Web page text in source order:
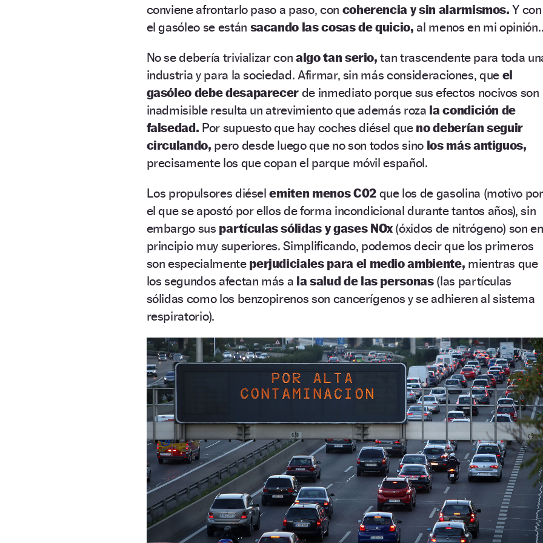
conviene afrontarlo paso a paso, con coherencia y sin alarmismos. Y con
el gasóleo se están sacando las cosas de quicio, al menos en mi
No se debería trivializar con algo tan serio, tan trascendente para toda
industria y para la sociedad. Afirmar, sin más consideraciones, que el
gasóleo debe desaparecer de inmediato porque sus efectos nocivos son
inadmisible resulta un atrevimiento que además roza la condición de
falsedad. Por supuesto que hay coches diésel que no deberían seguir
circulando, pero desde luego que no son todos sino los más antiguos,
precisamente los que copan el parque móvil español.
Los propulsores diéselemiten menos C02que los de gasolina (motivo por
el que se apostó por ellos de forma incondicional durante tantos años), sin
embargo sus partículas sólidas y gases NOx(óxidos de nitrógeno) son en
principio muy superiores. Simplificando, podemos decir que los primeros
son especialmente perjudiciales para el medio ambiente, mientras que
los segundos afectan más a la salud de las personas(las partículas
sólidas como los benzopirenos son cancerígenos y se adhieren al sistema
respiratorio).